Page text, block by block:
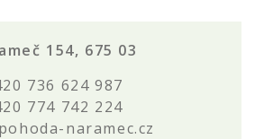
154, 675 03
736 624 987
774 742 224
naramec.cz